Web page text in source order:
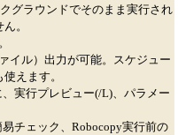
グラウンドでそのまま実行され
。
イル）出力が可能。スケジュー
えます。
実行プレビュー(/L)、パラメー
チェック、Robocopy実行前の